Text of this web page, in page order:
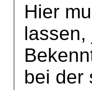
Hier
lassen,
bei der